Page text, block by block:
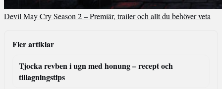
Devil May Cry Season 2 – Premiär, trailer och allt du behöver veta
Fler artiklar
Tjocka revben i ugn med honung – recept och
tillagningstips